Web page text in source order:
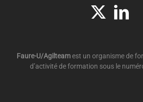
Faure-U/Agilteamest un organisme de
d’activité de formation sous le